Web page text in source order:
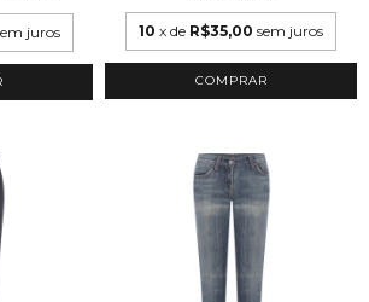
juros 10 x de R$35,00 sem juros
COMPRAR